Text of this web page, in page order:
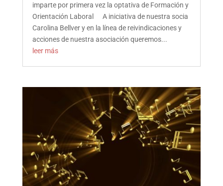
imparte por primera vez la optativa de Formación y
Orientación Laboral A iniciativa de nuestra socia
Carolina Bellver y en la línea de reivindicaciones y
acciones de nuestra asociación queremos...
leer más